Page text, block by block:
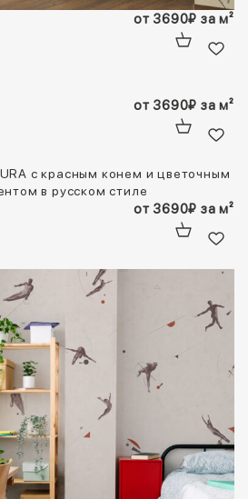
от 3690₽ за м²
от 3690₽ за м²
от 3690₽ за м²